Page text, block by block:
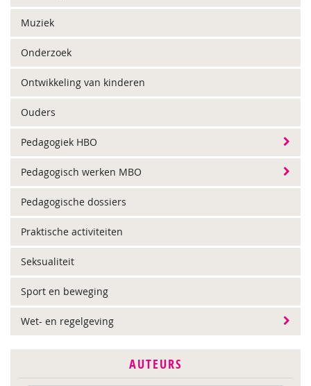
Muziek
Onderzoek
Ontwikkeling van kinderen
Ouders
Pedagogiek HBO
Pedagogisch werken MBO
Pedagogische dossiers
Praktische activiteiten
Seksualiteit
Sport en beweging
Wet- en regelgeving
AUTEURS